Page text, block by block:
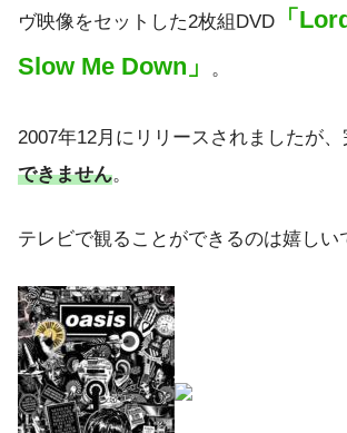
ヴ映像をセットした2枚組DVD
「
Slow Me Down」
。
2007年12月にリリースされましたが
できません。
テレビで観ることができるのは嬉しい